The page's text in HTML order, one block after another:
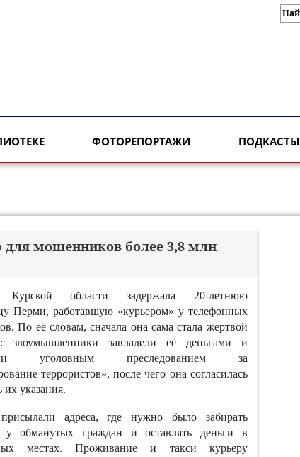
ФОТОРЕПОРТАЖИ ПОДКАСТЫ
для мошенников более 3,8 млн
Курской области задержала 20-летнюю
Перми, работавшую «курьером» у телефонных
По её словам, сначала она сама стала жертвой
злоумышленники завладели её деньгами и
уголовным преследованием за
террористов», после чего она согласилась
их указания.
адреса, где нужно было забирать
у обманутых граждан и оставлять деньги в
местах. Проживание и такси курьеру